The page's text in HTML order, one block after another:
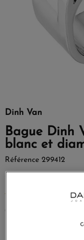
Dinh Van
Bague Dinh
blanc et
Référence 299412
Payez seulement 725